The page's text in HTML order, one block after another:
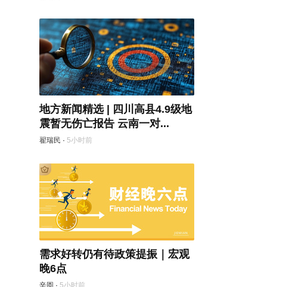
地方新闻精选 | 四川高县4.9级地
震暂无伤亡报告 云南一对...
翟瑞民 · 5小时前
需求好转仍有待政策提振｜宏观
晚6点
辛圆 · 5小时前